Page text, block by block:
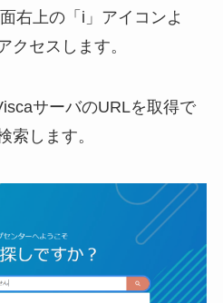
右上の「i」アイコンよ
クセスします。
サーバのURLを取得で
索します。